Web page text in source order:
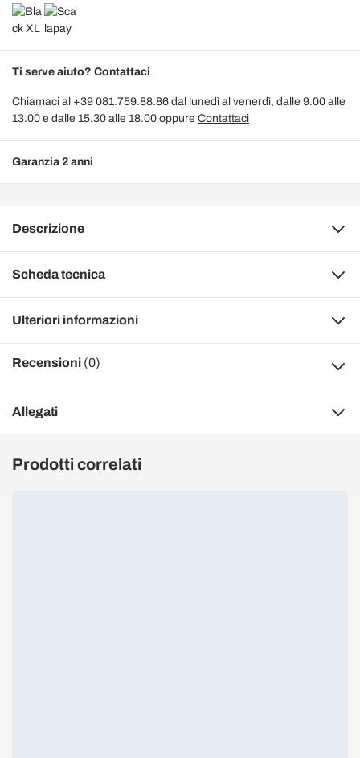
Ti serve aiuto? Contattaci
Chiamaci al +39 081.759.88.86 dal lunedì al venerdì, dalle 9.00 alle
13.00 e dalle 15.30 alle 18.00 oppure Contattaci
Garanzia 2 anni
Descrizione
Scheda tecnica
Ulteriori informazioni
Recensioni (0)
Allegati
Prodotti correlati